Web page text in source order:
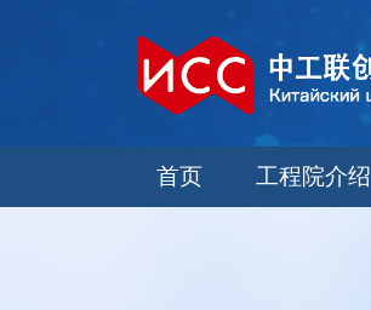
首页 工程院介绍